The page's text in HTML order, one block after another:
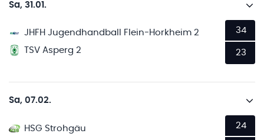
Sa, 31.01.
JHFH Jugendhandball Flein-Horkheim 2
TSV Asperg 2
34
23
Sa, 07.02.
HSG Strohgäu
24